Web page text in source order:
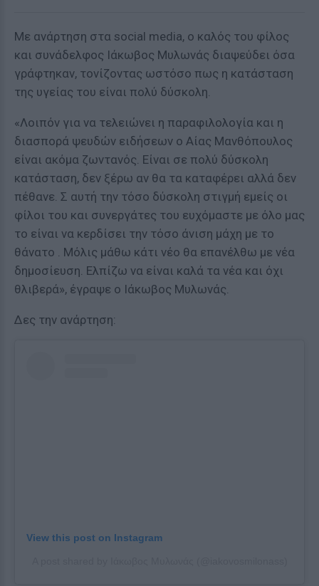
Με ανάρτηση στα social media, ο καλός του φίλος
και συνάδελφος Ιάκωβος Μυλωνάς διαψεύδει όσα
γράφτηκαν, τονίζοντας ωστόσο πως η κατάσταση
της υγείας του είναι πολύ δύσκολη.
«Λοιπόν για να τελειώνει η παραφιλολογία και η
διασπορά ψευδών ειδήσεων ο Αίας Μανθόπουλος
είναι ακόμα ζωντανός. Είναι σε πολύ δύσκολη
κατάσταση, δεν ξέρω αν θα τα καταφέρει αλλά δεν
πέθανε. Σ αυτή την τόσο δύσκολη στιγμή εμείς οι
φίλοι του και συνεργάτες του ευχόμαστε με όλο μας
το είναι να κερδίσει την τόσο άνιση μάχη με το
θάνατο . Μόλις μάθω κάτι νέο θα επανέλθω με νέα
δημοσίευση. Ελπίζω να είναι καλά τα νέα και όχι
θλιβερά», έγραψε ο Ιάκωβος Μυλωνάς.
Δες την ανάρτηση:
View this post on Instagram